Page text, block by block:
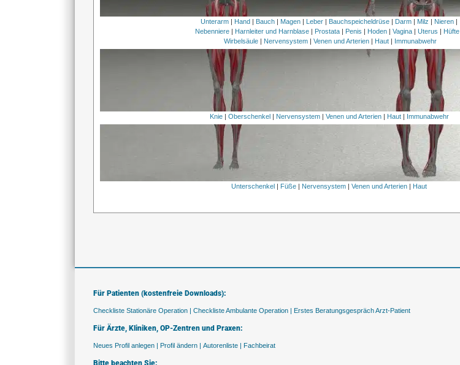
Unterarm | Hand | Bauch | Magen | Leber | Bauchspeicheldrüse | Darm | Milz | Nieren |
Nebenniere | Harnleiter und Harnblase | Prostata | Penis | Hoden |Vagina |Uterus | Hüfte
Wirbelsäule| Nervensystem| Venen und Arterien| Haut| Immunabwehr
Knie| Oberschenkel Nervensystem| Venen und Arterien| Haut| Immunabwehr
Unterschenkel | Füße | Nervensystem |Venen und Arterien | Haut
Für Patienten (kostenfreie Downloads):
Checkliste Stationäre Operation | Checkliste Ambulante Operation | Erstes Beratungsgespräch Arzt-Patient
Für Ärzte, Kliniken, OP-Zentren und Praxen:
Neues Profil anlegen | Profil ändern | Autorenliste | Fachbeirat
Bitte beachten Sie: